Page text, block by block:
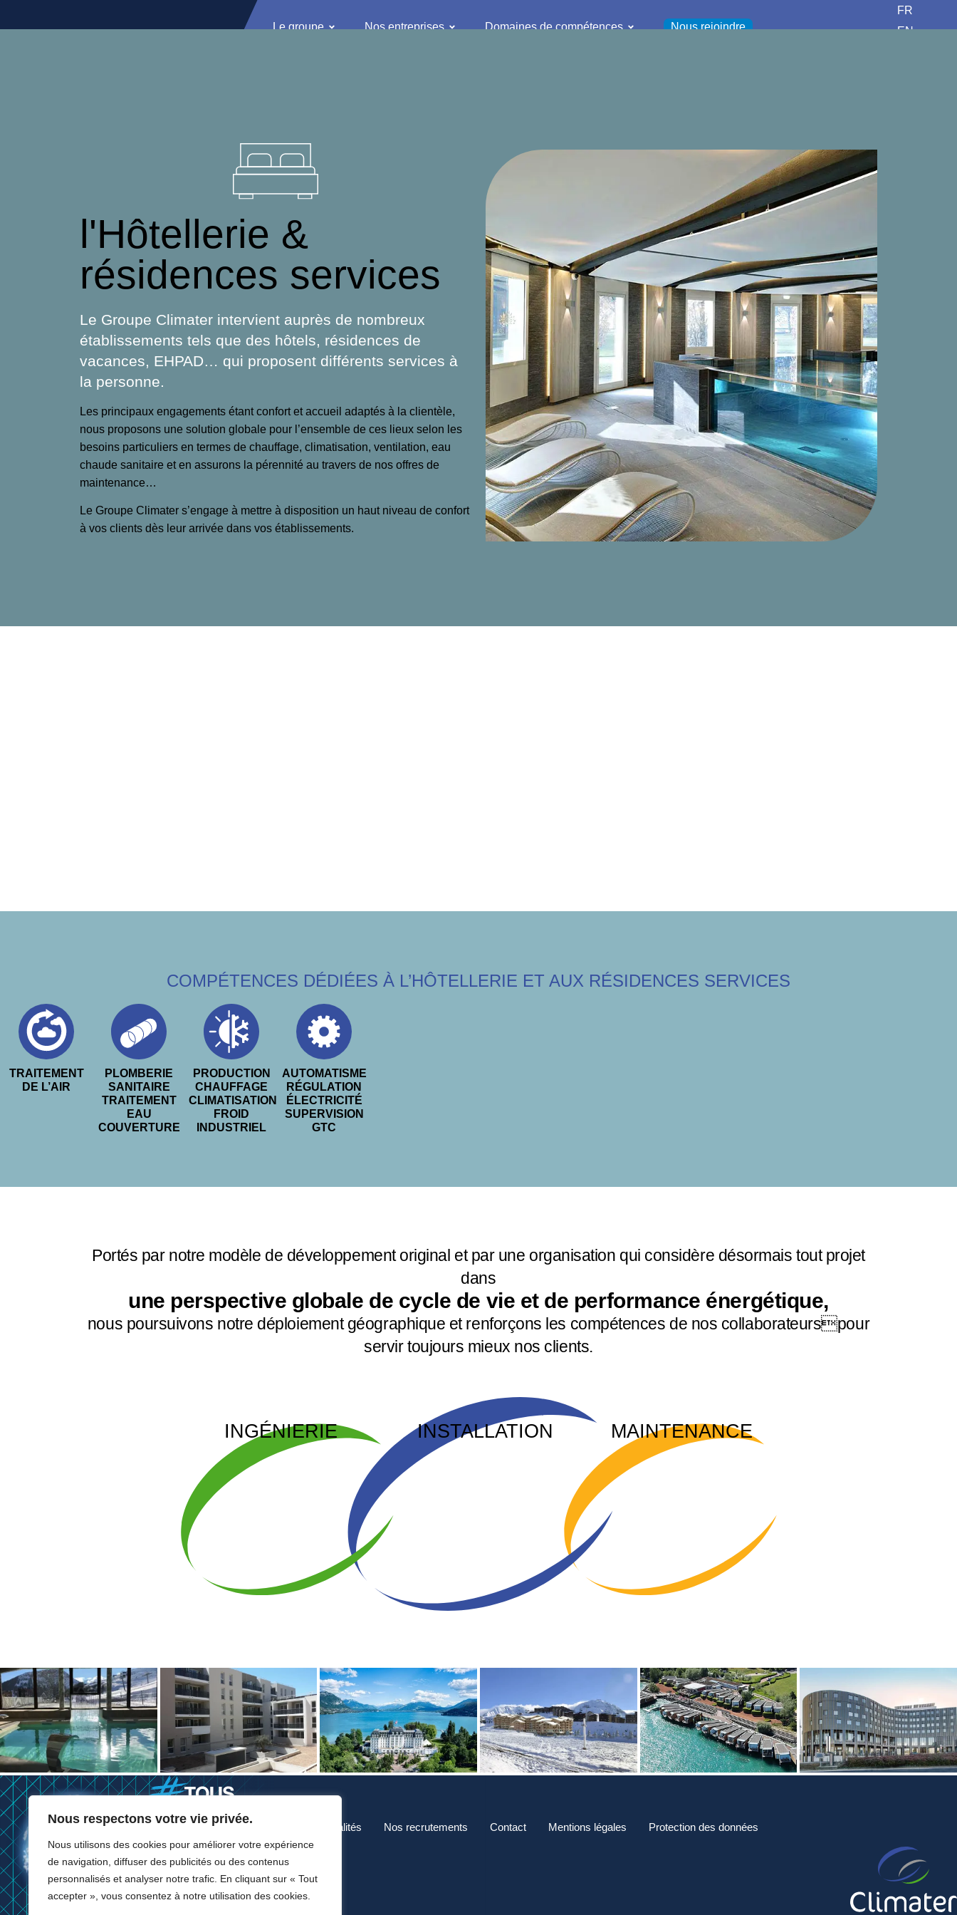
Nous respectons votre vie privée.
Nous utilisons des cookies pour améliorer votre expérience
de navigation, diffuser des publicités ou des contenus
personnalisés et analyser notre trafic. En cliquant sur « Tout
accepter », vous consentez à notre utilisation des cookies.
Le groupe Nos entreprises Domaines de compétences Nous rejoindre
FR
EN
l'Hôtellerie &
résidences services
Le Groupe Climater intervient auprès de nombreux
établissements tels que des hôtels, résidences de
vacances, EHPAD… qui proposent différents services à
la personne.
Les principaux engagements étant confort et accueil adaptés à la clientèle,
nous proposons une solution globale pour l’ensemble de ces lieux selon les
besoins particuliers en termes de chauffage, climatisation, ventilation, eau
chaude sanitaire et en assurons la pérennité au travers de nos offres de
maintenance…
Le Groupe Climater s’engage à mettre à disposition un haut niveau de confort
à vos clients dès leur arrivée dans vos établissements.
COMPÉTENCES DÉDIÉES À L’HÔTELLERIE ET AUX RÉSIDENCES SERVICES
TRAITEMENT
DE L’AIR
PLOMBERIE
SANITAIRE
TRAITEMENT
EAU
COUVERTURE
PRODUCTION
CHAUFFAGE
CLIMATISATION
FROID
INDUSTRIEL
AUTOMATISME
RÉGULATION
ÉLECTRICITÉ
SUPERVISION
GTC
Portés par notre modèle de développement original et par une organisation qui considère désormais tout projet
dans
une perspective globale de cycle de vie et de performance énergétique,
nous poursuivons notre déploiement géographique et renforçons les compétences de nos collaborateurspour
servir toujours mieux nos clients.
INGÉNIERIE INSTALLATION MAINTENANCE
Actualités Nos recrutements Contact Mentions légales Protection des données